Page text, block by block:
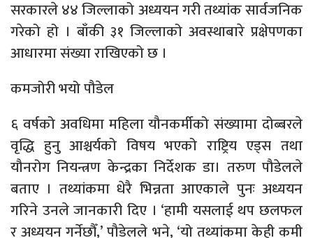
सरकारले ४४ जिल्लाको अध्ययन गरी तथ्यांक सार्वजनिक
गरेको हो । बाँकी ३१ जिल्लाको अवस्थाबारे प्रक्षेपणका
आधारमा संख्या राखिएको छ ।
कमजोरी भयो पौडेल
६ वर्षको अवधिमा महिला यौनकर्मीको संख्यामा दोब्बरले
वृद्धि हुनु आश्चर्यको विषय भएको राष्ट्रिय एड्स तथा
यौनरोग नियन्त्रण केन्द्रका निर्देशक डा। तरुण पौडेलले
बताए । तथ्यांकमा धेरै भिन्नता आएकाले पुनः अध्ययन
गरिने उनले जानकारी दिए । ‘हामी यसलाई थप छलफल
र अध्ययन गर्नेछौँ,’ पौडेलले भने, ‘यो तथ्यांकमा केही कमी